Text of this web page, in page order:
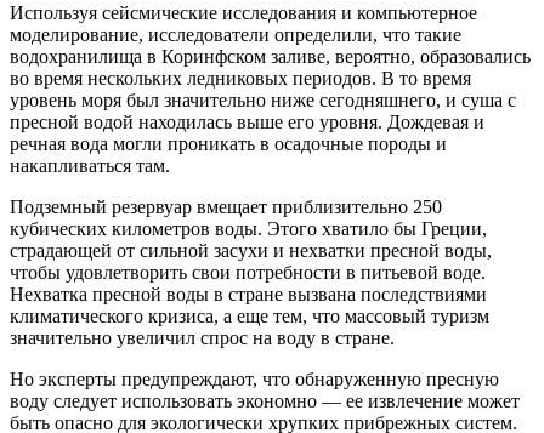
Используя сейсмические исследования и компьютерное
моделирование, исследователи определили, что такие
водохранилища в Коринфском заливе, вероятно, образовались
во время нескольких ледниковых периодов. В то время
уровень моря был значительно ниже сегодняшнего, и суша с
пресной водой находилась выше его уровня. Дождевая и
речная вода могли проникать в осадочные породы и
накапливаться там.
Подземный резервуар вмещает приблизительно 250
кубических километров воды. Этого хватило бы Греции,
страдающей от сильной засухи и нехватки пресной воды,
чтобы удовлетворить свои потребности в питьевой воде.
Нехватка пресной воды в стране вызвана последствиями
климатического кризиса, а еще тем, что массовый туризм
значительно увеличил спрос на воду в стране.
Но эксперты предупреждают, что обнаруженную пресную
воду следует использовать экономно — ее извлечение может
быть опасно для экологически хрупких прибрежных систем.